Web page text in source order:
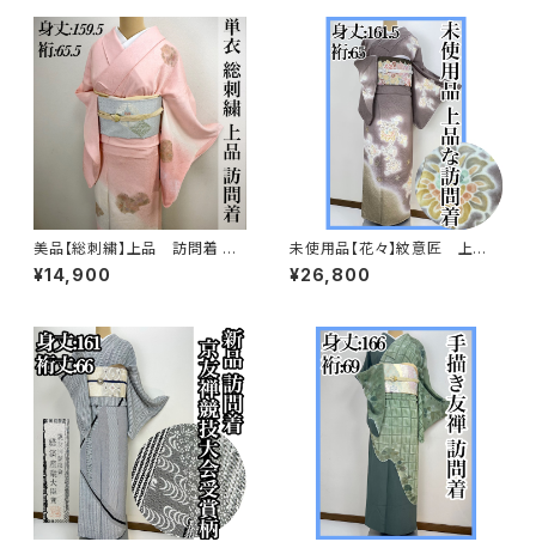
美品【総刺繍】上品 訪問着 単
衣 s182
¥14,900
未使用品【花々】紋意匠 上
品 訪問着 正絹 袷s666
¥26,800